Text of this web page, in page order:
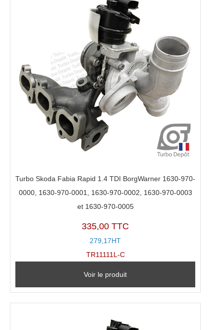
Turbo Skoda Fabia Rapid 1.4 TDI BorgWarner 1630-970-
0000, 1630-970-0001, 1630-970-0002, 1630-970-0003
et 1630-970-0005
335,00 TTC
279,17HT
TR11111L-C
Voir le produit